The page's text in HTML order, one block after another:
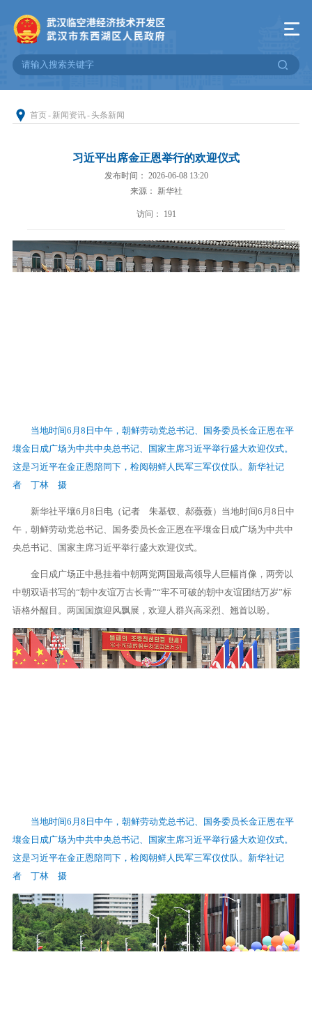
首页- 新闻资讯-头条新闻
习近平出席金正恩举行的欢迎仪式
发布时间： 2026-06-08 13:20
来源： 新华社
访问： 191
当地时间6月8日中午，朝鲜劳动党总书记、国务委员长金正恩在平
壤金日成广场为中共中央总书记、国家主席习近平举行盛大欢迎仪式。
这是习近平在金正恩陪同下，检阅朝鲜人民军三军仪仗队。新华社记
者 丁林 摄
新华社平壤6月8日电（记者 朱基钗、郝薇薇）当地时间6月8日中
午，朝鲜劳动党总书记、国务委员长金正恩在平壤金日成广场为中共中
央总书记、国家主席习近平举行盛大欢迎仪式。
金日成广场正中悬挂着中朝两党两国最高领导人巨幅肖像，两旁以
中朝双语书写的“朝中友谊万古长青”“牢不可破的朝中友谊团结万岁”标
语格外醒目。两国国旗迎风飘展，欢迎人群兴高采烈、翘首以盼。
当地时间6月8日中午，朝鲜劳动党总书记、国务委员长金正恩在平
壤金日成广场为中共中央总书记、国家主席习近平举行盛大欢迎仪式。
这是习近平在金正恩陪同下，检阅朝鲜人民军三军仪仗队。新华社记
者 丁林 摄